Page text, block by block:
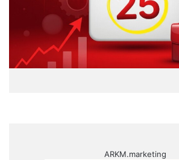
ARKM.marketing